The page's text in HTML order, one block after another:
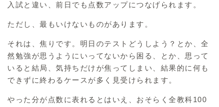
入試と違い、前日でも点数アップにつなげられます。
ただし、最もいけないものがあります。
それは、焦りです。明日のテストどうしよう？とか、全
然勉強が思うようにいってないから困る、とか、思って
いると結局、気持ちだけが焦ってしまい、結果的に何も
できずに終わるケースが多く見受けられます。
やった分が点数に表れるとはいえ、おそらく全教科100